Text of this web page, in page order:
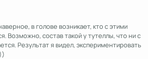
в голове возникает, кто с этими
Возможно, состав такой у тутеллы, что ни с
Результат я видел, экспериментировать